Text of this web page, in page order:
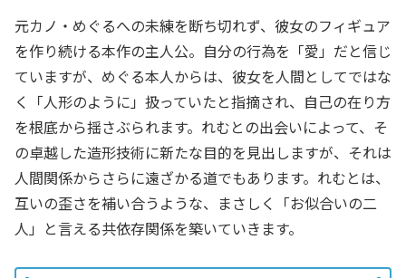
元カノ・めぐるへの未練を断ち切れず、彼女のフィギュア
を作り続ける本作の主人公。自分の行為を「愛」だと信じ
ていますが、めぐる本人からは、彼女を人間としてではな
く「人形のように」扱っていたと指摘され、自己の在り方
を根底から揺さぶられます。れむとの出会いによって、そ
の卓越した造形技術に新たな目的を見出しますが、それは
人間関係からさらに遠ざかる道でもあります。れむとは、
互いの歪さを補い合うような、まさしく「お似合いの二
人」と言える共依存関係を築いていきます。